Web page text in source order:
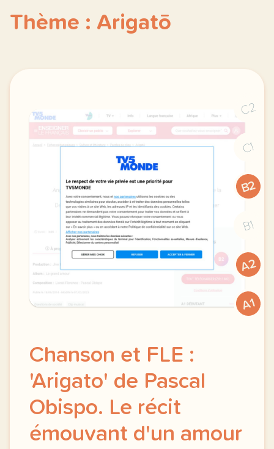
Thème : Arigatō
C2
C1
B2
B1
A2
A1
Chanson et FLE :
'Arigato' de Pascal
Obispo. Le récit
émouvant d'un amour